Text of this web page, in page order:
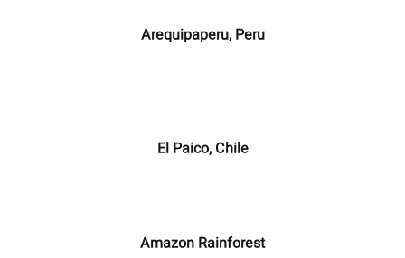
Arequipaperu, Peru
El Paico, Chile
Amazon Rainforest